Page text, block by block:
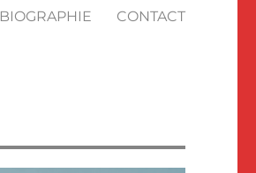
BIOGRAPHIE CONTACT